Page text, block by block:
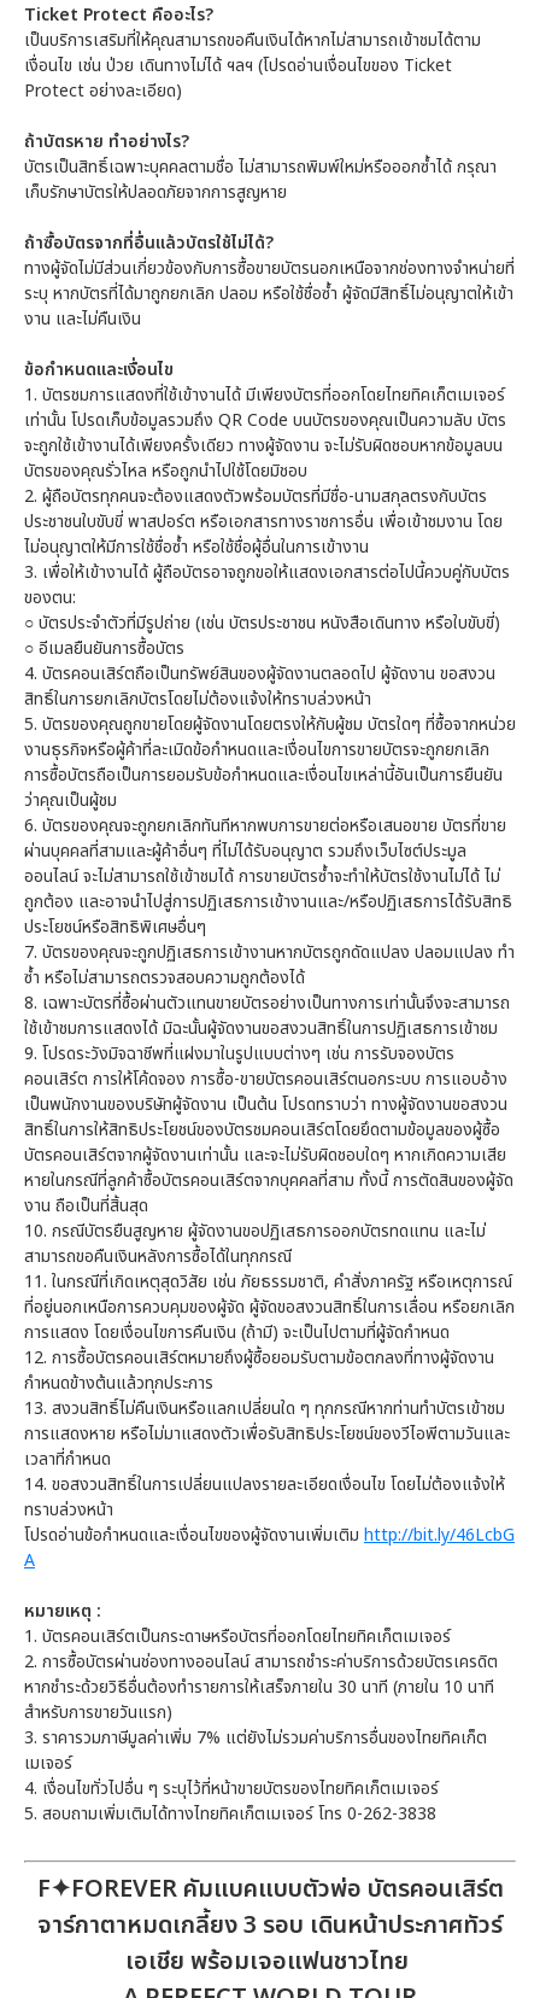
Ticket Protect คืออะไร?
เป็นบริการเสริมที่ให้คุณสามารถขอคืนเงินได้หากไม่สามารถเข้าชมได้ตาม
เงื่อนไข เช่น ป่วย เดินทางไม่ได้ ฯลฯ (โปรดอ่านเงื่อนไขของ Ticket
Protect อย่างละเอียด)
ถ้าบัตรหาย ทำอย่างไร?
บัตรเป็นสิทธิ์เฉพาะบุคคลตามชื่อ ไม่สามารถพิมพ์ใหม่หรือออกซ้ำได้ กรุณา
เก็บรักษาบัตรให้ปลอดภัยจากการสูญหาย
ถ้าซื้อบัตรจากที่อื่นแล้วบัตรใช้ไม่ได้?
ทางผู้จัดไม่มีส่วนเกี่ยวข้องกับการซื้อขายบัตรนอกเหนือจากช่องทางจำหน่ายที่
ระบุ หากบัตรที่ได้มาถูกยกเลิก ปลอม หรือใช้ชื่อซ้ำ ผู้จัดมีสิทธิ์ไม่อนุญาตให้เข้า
งาน และไม่คืนเงิน
ข้อกำหนดและเงื่อนไข
1. บัตรชมการแสดงที่ใช้เข้างานได้ มีเพียงบัตรที่ออกโดยไทยทิคเก็ตเมเจอร์
เท่านั้น โปรดเก็บข้อมูลรวมถึง QR Code บนบัตรของคุณเป็นความลับ บัตร
จะถูกใช้เข้างานได้เพียงครั้งเดียว ทางผู้จัดงาน จะไม่รับผิดชอบหากข้อมูลบน
บัตรของคุณรั่วไหล หรือถูกนำไปใช้โดยมิชอบ
2. ผู้ถือบัตรทุกคนจะต้องแสดงตัวพร้อมบัตรที่มีชื่อ-นามสกุลตรงกับบัตร
ประชาชนใบขับขี่ พาสปอร์ต หรือเอกสารทางราชการอื่น เพื่อเข้าชมงาน โดย
ไม่อนุญาตให้มีการใช้ชื่อซ้ำ หรือใช้ชื่อผู้อื่นในการเข้างาน
3. เพื่อให้เข้างานได้ ผู้ถือบัตรอาจถูกขอให้แสดงเอกสารต่อไปนี้ควบคู่กับบัตร
ของตน:
○บัตรประจำตัวที่มีรูปถ่าย (เช่น บัตรประชาชน หนังสือเดินทาง หรือใบขับขี่)
○อีเมลยืนยันการซื้อบัตร
4. บัตรคอนเสิร์ตถือเป็นทรัพย์สินของผู้จัดงานตลอดไป ผู้จัดงาน ขอสงวน
สิทธิ์ในการยกเลิกบัตรโดยไม่ต้องแจ้งให้ทราบล่วงหน้า
5. บัตรของคุณถูกขายโดยผู้จัดงานโดยตรงให้กับผู้ชม บัตรใดๆ ที่ซื้อจากหน่วย
งานธุรกิจหรือผู้ค้าที่ละเมิดข้อกำหนดและเงื่อนไขการขายบัตรจะถูกยกเลิก
การซื้อบัตรถือเป็นการยอมรับข้อกำหนดและเงื่อนไขเหล่านี้อันเป็นการยืนยัน
ว่าคุณเป็นผู้ชม
6. บัตรของคุณจะถูกยกเลิกทันทีหากพบการขายต่อหรือเสนอขาย บัตรที่ขาย
ผ่านบุคคลที่สามและผู้ค้าอื่นๆ ที่ไม่ได้รับอนุญาต รวมถึงเว็บไซต์ประมูล
ออนไลน์ จะไม่สามารถใช้เข้าชมได้ การขายบัตรซ้ำจะทำให้บัตรใช้งานไม่ได้ ไม่
ถูกต้อง และอาจนำไปสู่การปฏิเสธการเข้างานและ/หรือปฏิเสธการได้รับสิทธิ
ประโยชน์หรือสิทธิพิเศษอื่นๆ
7. บัตรของคุณจะถูกปฏิเสธการเข้างานหากบัตรถูกดัดแปลง ปลอมแปลง ทำ
ซ้ำ หรือไม่สามารถตรวจสอบความถูกต้องได้
8. เฉพาะบัตรที่ซื้อผ่านตัวแทนขายบัตรอย่างเป็นทางการเท่านั้นจึงจะสามารถ
ใช้เข้าชมการแสดงได้ มิฉะนั้นผู้จัดงานขอสงวนสิทธิ์ในการปฏิเสธการเข้าชม
9. โปรดระวังมิจฉาชีพที่แฝงมาในรูปแบบต่างๆ เช่น การรับจองบัตร
คอนเสิร์ต การให้โค้ดจอง การซื้อ-ขายบัตรคอนเสิร์ตนอกระบบ การแอบอ้าง
เป็นพนักงานของบริษัทผู้จัดงาน เป็นต้น โปรดทราบว่า ทางผู้จัดงานขอสงวน
สิทธิ์ในการให้สิทธิประโยชน์ของบัตรชมคอนเสิร์ตโดยยึดตามข้อมูลของผู้ซื้อ
บัตรคอนเสิร์ตจากผู้จัดงานเท่านั้น และจะไม่รับผิดชอบใดๆ หากเกิดความเสีย
หายในกรณีที่ลูกค้าซื้อบัตรคอนเสิร์ตจากบุคคลที่สาม ทั้งนี้ การตัดสินของผู้จัด
งาน ถือเป็นที่สิ้นสุด
10. กรณีบัตรยืนสูญหาย ผู้จัดงานขอปฏิเสธการออกบัตรทดแทน และไม่
สามารถขอคืนเงินหลังการซื้อได้ในทุกกรณี
11. ในกรณีที่เกิดเหตุสุดวิสัย เช่น ภัยธรรมชาติ, คำสั่งภาครัฐ หรือเหตุการณ์
ที่อยู่นอกเหนือการควบคุมของผู้จัด ผู้จัดขอสงวนสิทธิ์ในการเลื่อน หรือยกเลิก
การแสดง โดยเงื่อนไขการคืนเงิน (ถ้ามี) จะเป็นไปตามที่ผู้จัดกำหนด
12. การซื้อบัตรคอนเสิร์ตหมายถึงผู้ซื้อยอมรับตามข้อตกลงที่ทางผู้จัดงาน
กำหนดข้างต้นแล้วทุกประการ
13. สงวนสิทธิ์ไม่คืนเงินหรือแลกเปลี่ยนใด ๆ ทุกกรณีหากท่านทำบัตรเข้าชม
การแสดงหาย หรือไม่มาแสดงตัวเพื่อรับสิทธิประโยชน์ของวีไอพีตามวันและ
เวลาที่กำหนด
14. ขอสงวนสิทธิ์ในการเปลี่ยนแปลงรายละเอียดเงื่อนไข โดยไม่ต้องแจ้งให้
ทราบล่วงหน้า
โปรดอ่านข้อกำหนดและเงื่อนไขของผู้จัดงานเพิ่มเติม http://bit.ly/46LcbG
A
หมายเหตุ :
1. บัตรคอนเสิร์ตเป็นกระดาษหรือบัตรที่ออกโดยไทยทิคเก็ตเมเจอร์
2. การซื้อบัตรผ่านช่องทางออนไลน์ สามารถชำระค่าบริการด้วยบัตรเครดิต
หากชำระด้วยวิธีอื่นต้องทำรายการให้เสร็จภายใน 30 นาที (ภายใน 10 นาที
สำหรับการขายวันแรก)
3. ราคารวมภาษีมูลค่าเพิ่ม 7% แต่ยังไม่รวมค่าบริการอื่นของไทยทิคเก็ต
เมเจอร์
4. เงื่อนไขทั่วไปอื่น ๆ ระบุไว้ที่หน้าขายบัตรของไทยทิคเก็ตเมเจอร์
5. สอบถามเพิ่มเติมได้ทางไทยทิคเก็ตเมเจอร์ โทร 0-262-3838
F✦FOREVER คัมแบคแบบตัวพ่อ บัตรคอนเสิร์ต
จาร์กาตาหมดเกลี้ยง 3 รอบ เดินหน้าประกาศทัวร์
เอเชีย พร้อมเจอแฟนชาวไทย